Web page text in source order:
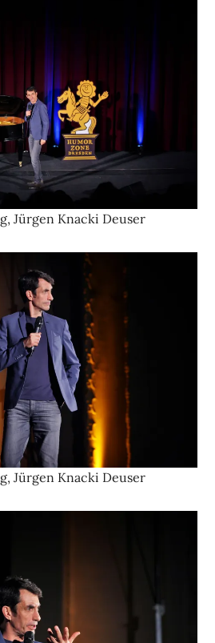
Jürgen Knacki Deuser
Jürgen Knacki Deuser